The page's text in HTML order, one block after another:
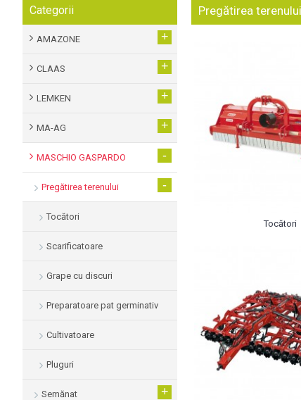
Categorii
AMAZONE +
CLAAS +
LEMKEN +
MA-AG +
MASCHIO GASPARDO -
Pregătirea terenului -
Tocători
Scarificatoare
Grape cu discuri
Preparatoare pat germinativ
Cultivatoare
Pluguri
Semănat +
Pregătirea terenului
Tocători